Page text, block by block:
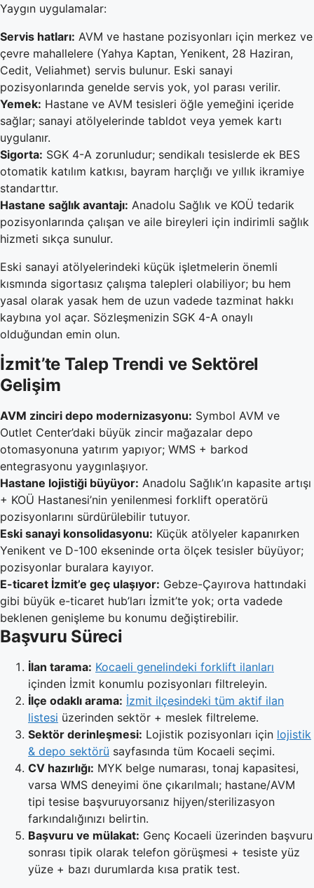
Yaygın uygulamalar:
Servis hatları: AVM ve hastane pozisyonları için merkez ve
çevre mahallelere (Yahya Kaptan, Yenikent, 28 Haziran,
Cedit, Veliahmet) servis bulunur. Eski sanayi
pozisyonlarında genelde servis yok, yol parası verilir.
Yemek: Hastane ve AVM tesisleri öğle yemeğini içeride
sağlar; sanayi atölyelerinde tabldot veya yemek kartı
uygulanır.
Sigorta: SGK 4-A zorunludur; sendikalı tesislerde ek BES
otomatik katılım katkısı, bayram harçlığı ve yıllık ikramiye
standarttır.
Hastane sağlık avantajı: Anadolu Sağlık ve KOÜ tedarik
pozisyonlarında çalışan ve aile bireyleri için indirimli sağlık
hizmeti sıkça sunulur.
Eski sanayi atölyelerindeki küçük işletmelerin önemli
kısmında sigortasız çalışma talepleri olabiliyor; bu hem
yasal olarak yasak hem de uzun vadede tazminat hakkı
kaybına yol açar. Sözleşmenizin SGK 4-A onaylı
olduğundan emin olun.
İzmit’te Talep Trendi ve Sektörel
Gelişim
AVM zinciri depo modernizasyonu: Symbol AVM ve
Outlet Center’daki büyük zincir mağazalar depo
otomasyonuna yatırım yapıyor; WMS + barkod
entegrasyonu yaygınlaşıyor.
Hastane lojistiği büyüyor: Anadolu Sağlık’ın kapasite artışı
+ KOÜ Hastanesi’nin yenilenmesi forklift operatörü
pozisyonlarını sürdürülebilir tutuyor.
Eski sanayi konsolidasyonu: Küçük atölyeler kapanırken
Yenikent ve D-100 ekseninde orta ölçek tesisler büyüyor;
pozisyonlar buralara kayıyor.
E-ticaret İzmit’e geç ulaşıyor: Gebze-Çayırova hattındaki
gibi büyük e-ticaret hub’ları İzmit’te yok; orta vadede
beklenen genişleme bu konumu değiştirebilir.
Başvuru Süreci
İlan tarama: Kocaeli genelindeki forklift ilanları
içinden İzmit konumlu pozisyonları filtreleyin.
İlçe odaklı arama: İzmit ilçesindeki tüm aktif ilan
listesi üzerinden sektör + meslek filtreleme.
Sektör derinleşmesi: Lojistik pozisyonları için lojistik
& depo sektörü sayfasında tüm Kocaeli seçimi.
CV hazırlığı: MYK belge numarası, tonaj kapasitesi,
varsa WMS deneyimi öne çıkarılmalı; hastane/AVM
tipi tesise başvuruyorsanız hijyen/sterilizasyon
farkındalığınızı belirtin.
Başvuru ve mülakat: Genç Kocaeli üzerinden başvuru
sonrası tipik olarak telefon görüşmesi + tesiste yüz
yüze + bazı durumlarda kısa pratik test.